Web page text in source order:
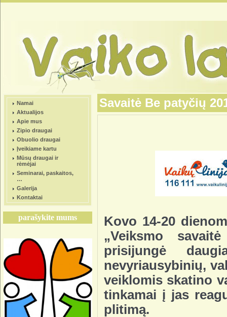
Namai
Aktualijos
Apie mus
Zipio draugai
Obuolio draugai
Įveikiame kartu
Mūsų draugai ir
rėmėjai
Seminarai, paskaitos,
…
Galerija
Kontaktai
parašykite mums
Savaitė Be patyčių
Kovo 14-20
„Veiksmo
prisijungė
nevyriausybinių,
veiklomis skatino
tinkamai į jas
plitimą.